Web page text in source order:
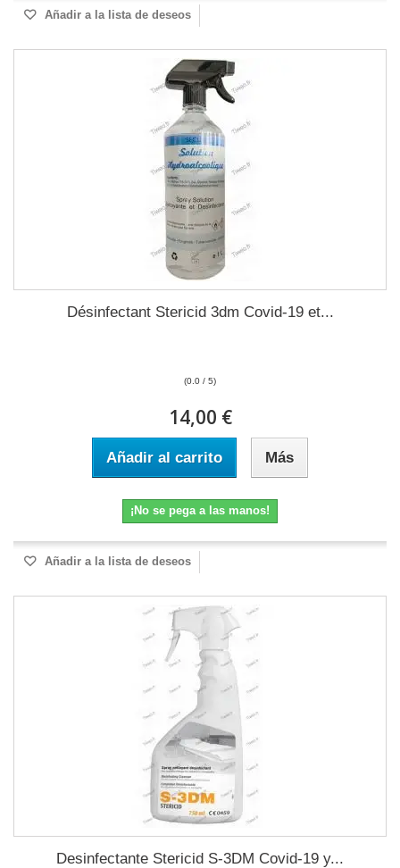
Añadir a la lista de deseos
Désinfectant Stericid 3dm Covid-19 et...
(0.0 / 5)
14,00 €
Añadir al carrito Más
¡No se pega a las manos!
Añadir a la lista de deseos
Desinfectante Stericid S-3DM Covid-19 y...